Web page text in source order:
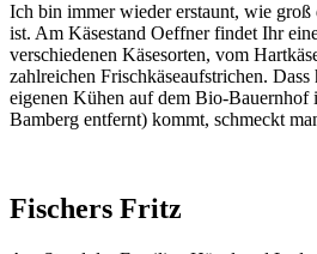
Ich bin immer wieder erstaunt, wie groß
ist. Am Käsestand Oeffner findet Ihr
verschiedenen Käsesorten, vom
zahlreichen Frischkäseaufstrichen.
eigenen Kühen auf dem Bio-Bauernhof
Bamberg entfernt) kommt, schmeckt
Fischers Fritz